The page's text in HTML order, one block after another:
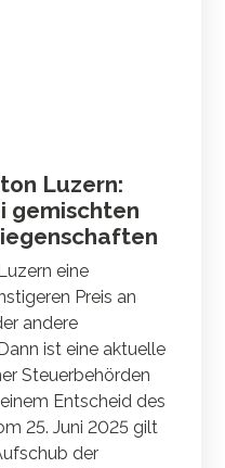
Luzern:
gemischten
eine
Preis an
andere
ist eine aktuelle
Steuerbehörden
Entscheid des
25. Juni 2025 gilt
der